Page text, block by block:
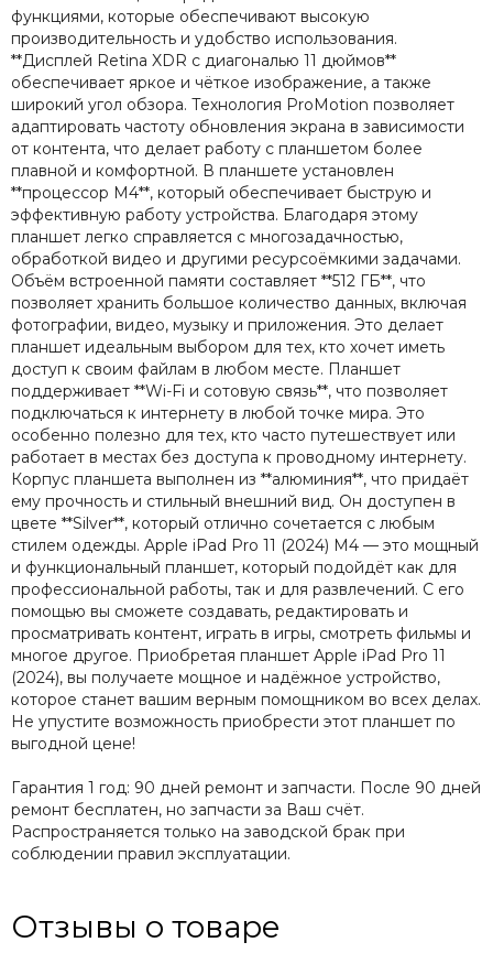
функциями, которые обеспечивают высокую
производительность и удобство использования.
**Дисплей Retina XDR с диагональю 11 дюймов**
обеспечивает яркое и чёткое изображение, а также
широкий угол обзора. Технология ProMotion позволяет
адаптировать частоту обновления экрана в зависимости
от контента, что делает работу с планшетом более
плавной и комфортной. В планшете установлен
**процессор M4**, который обеспечивает быструю и
эффективную работу устройства. Благодаря этому
планшет легко справляется с многозадачностью,
обработкой видео и другими ресурсоёмкими задачами.
Объём встроенной памяти составляет **512 ГБ**, что
позволяет хранить большое количество данных, включая
фотографии, видео, музыку и приложения. Это делает
планшет идеальным выбором для тех, кто хочет иметь
доступ к своим файлам в любом месте. Планшет
поддерживает **Wi-Fi и сотовую связь**, что позволяет
подключаться к интернету в любой точке мира. Это
особенно полезно для тех, кто часто путешествует или
работает в местах без доступа к проводному интернету.
Корпус планшета выполнен из **алюминия**, что придаёт
ему прочность и стильный внешний вид. Он доступен в
цвете **Silver**, который отлично сочетается с любым
стилем одежды. Apple iPad Pro 11 (2024) M4 — это мощный
и функциональный планшет, который подойдёт как для
профессиональной работы, так и для развлечений. С его
помощью вы сможете создавать, редактировать и
просматривать контент, играть в игры, смотреть фильмы и
многое другое. Приобретая планшет Apple iPad Pro 11
(2024), вы получаете мощное и надёжное устройство,
которое станет вашим верным помощником во всех делах.
Не упустите возможность приобрести этот планшет по
выгодной цене!
Гарантия 1 год: 90 дней ремонт и запчасти. После 90 дней
ремонт бесплатен, но запчасти за Ваш счёт.
Распространяется только на заводской брак при
соблюдении правил эксплуатации.
Отзывы о товаре